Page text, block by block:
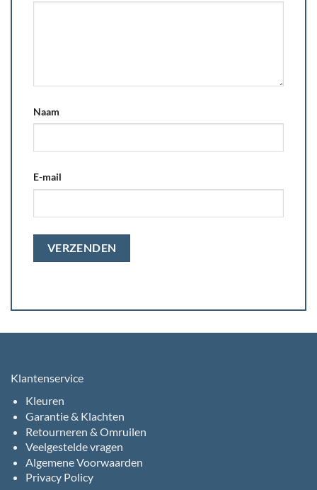
Naam
E-mail
Klantenservice
Kleuren
Garantie & Klachten
Retourneren & Omruilen
Veelgestelde vragen
Algemene Voorwaarden
Privacy Policy